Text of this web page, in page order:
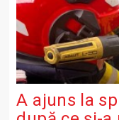
A ajuns la